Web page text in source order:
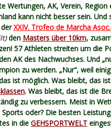
Wertungen, AK, Verein,
kann nicht besser sein.
XXIV. Trofeo de Marcha
den Masters über 10km,
57 Athleten streiten um die
AK des Nachwuchses. Und
zu werden. „Nur“, weil
ist möglich. Was bleibt, das
. Was bleibt, das ist die
zu verbessern. Meist in
oder? Die besten
in die GEHSPORTWELT